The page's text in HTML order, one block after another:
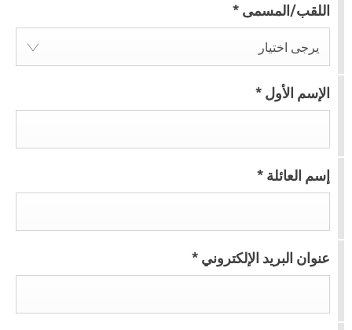
اللقب/المسمى *
يرجى اختيار
الإسم الأول *
إسم العائلة *
عنوان البريد الإلكتروني *